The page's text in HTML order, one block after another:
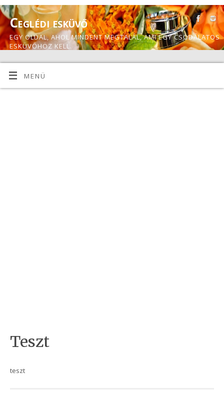
Ceglédi esküvő
EGY OLDAL, AHOL MINDENT MEGTALÁL, AMI EGY CSODÁLATOS
ESKÜVŐHÖZ KELL.
MENÜ
Teszt
teszt